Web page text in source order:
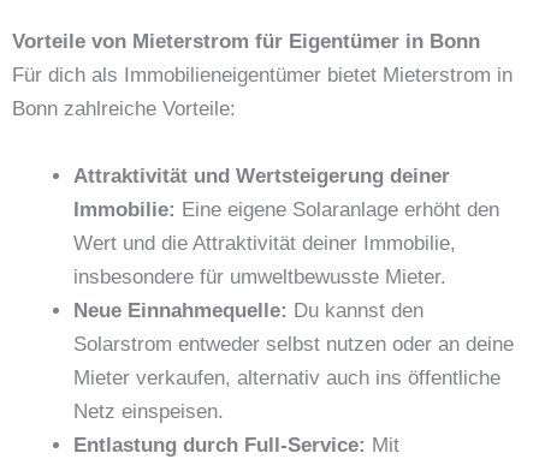
Vorteile von Mieterstrom für Eigentümer in Bonn
Für dich als Immobilieneigentümer bietet Mieterstrom in
Bonn zahlreiche Vorteile:
Attraktivität und Wertsteigerung deiner
Immobilie: Eine eigene Solaranlage erhöht den
Wert und die Attraktivität deiner Immobilie,
insbesondere für umweltbewusste Mieter.
Neue Einnahmequelle: Du kannst den
Solarstrom entweder selbst nutzen oder an deine
Mieter verkaufen, alternativ auch ins öffentliche
Netz einspeisen.
Entlastung durch Full-Service: Mit